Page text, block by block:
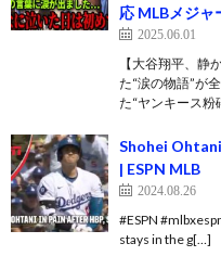
応 MLBメジャ
2025.06.01
【大谷翔平、静
た“涙の物語”が
た“ヤンキース粉
Shohei
| ESPN MLB
2024.08.26
#ESPN
stays in the g[…]